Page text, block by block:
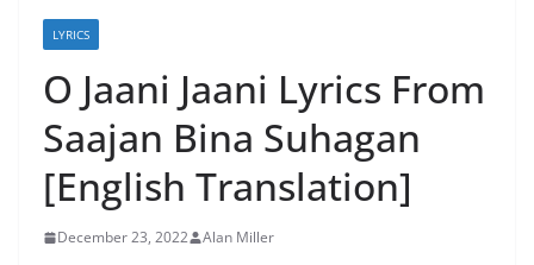
LYRICS
O Jaani Jaani Lyrics From
Saajan Bina Suhagan
[English Translation]
December 23, 2022 Alan Miller